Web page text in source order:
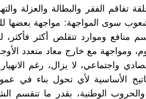
تفاقم الفقر والبطالة والعزلة
سوى المواجهة: مواجهة بعضها
منافع وموارد تتقلص أكثر
ومواجهة مع خارج معاد متعدد
واجتماعي، لا يزال، رغم
الأساسية لأي تحول بناء في
والحروب الوطنية، بقدر ما تنقسم